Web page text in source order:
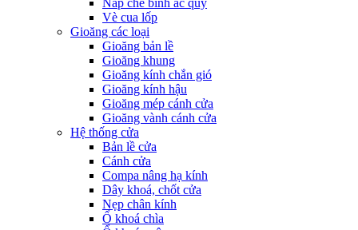
Nắp che bình ắc quy
Vè cua lốp
Gioăng các loại
Gioăng bản lề
Gioăng khung
Gioăng kính chắn gió
Gioăng kính hậu
Gioăng mép cánh cửa
Gioăng vành cánh cửa
Hệ thống cửa
Bản lề cửa
Cánh cửa
Compa nâng hạ kính
Dây khoá, chốt cửa
Nẹp chân kính
Ổ khoá chìa